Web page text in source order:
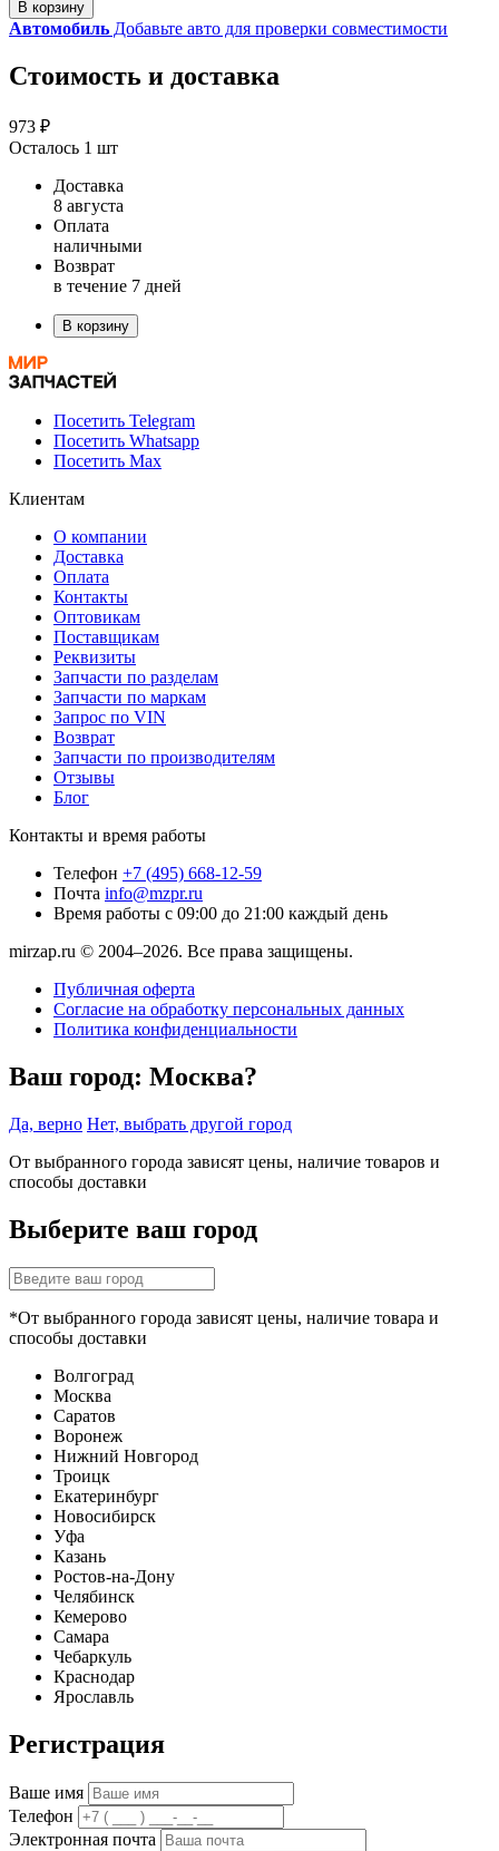
В корзину
Автомобиль Добавьте авто для проверки совместимости
Стоимость и доставка
973 ₽
Осталось 1 шт
Доставка
8 августа
Оплата
наличными
Возврат
в течение 7 дней
В корзину
Посетить Telegram
Посетить Whatsapp
Посетить Max
Клиентам
О компании
Доставка
Оплата
Контакты
Оптовикам
Поставщикам
Реквизиты
Запчасти по разделам
Запчасти по маркам
Запрос по VIN
Возврат
Запчасти по производителям
Отзывы
Блог
Контакты и время работы
Телефон +7 (495) 668-12-59
Почта info@mzpr.ru
Время работы с 09:00 до 21:00 каждый день
mirzap.ru © 2004–2026. Все права защищены.
Публичная оферта
Согласие на обработку персональных данных
Политика конфиденциальности
Ваш город: Москва?
Да, верно Нет, выбрать другой город
От выбранного города зависят цены, наличие товаров и
способы доставки
Выберите ваш город
*От выбранного города зависят цены, наличие товара и
способы доставки
Волгоград
Москва
Саратов
Воронеж
Нижний Новгород
Троицк
Екатеринбург
Новосибирск
Уфа
Казань
Ростов-на-Дону
Челябинск
Кемерово
Самара
Чебаркуль
Краснодар
Ярославль
Регистрация
Ваше имя
Телефон
Электронная почта